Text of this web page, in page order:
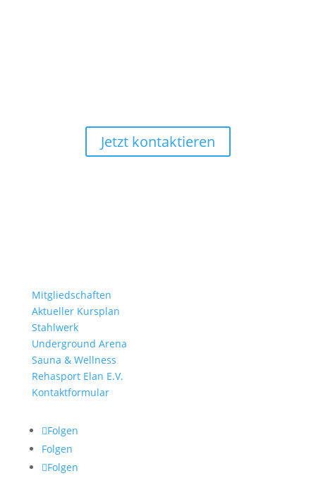
Jetzt kontaktieren
Mitgliedschaften
Aktueller Kursplan
Stahlwerk
Underground Arena
Sauna & Wellness
Rehasport Elan E.V.
Kontaktformular
Folgen
Folgen
Folgen